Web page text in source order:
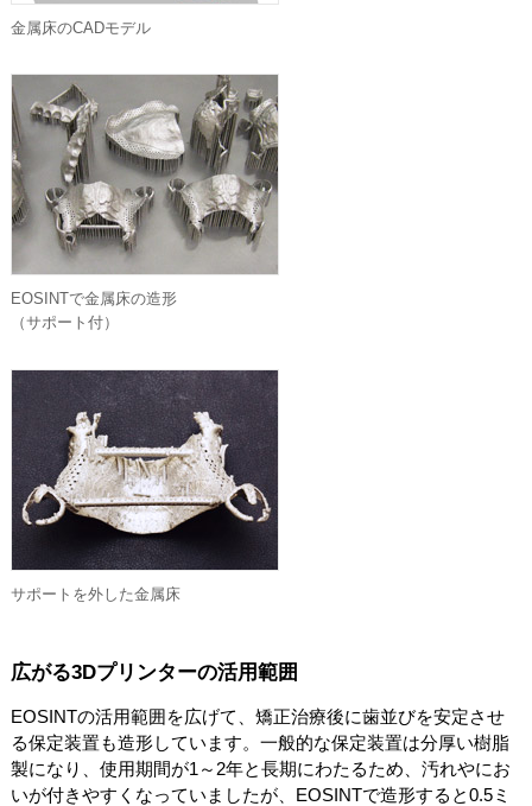
金属床のCADモデル
EOSINTで金属床の造形
（サポート付）
サポートを外した金属床
広がる3Dプリンターの活用範囲
EOSINTの活用範囲を広げて、矯正治療後に歯並びを安定させ
る保定装置も造形しています。一般的な保定装置は分厚い樹脂
製になり、使用期間が1～2年と長期にわたるため、汚れやにお
いが付きやすくなっていましたが、EOSINTで造形すると0.5ミ